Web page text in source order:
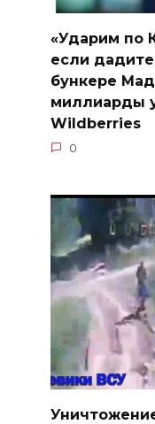
«Ударим по
если
бункере
миллиарды
Wildberries
0